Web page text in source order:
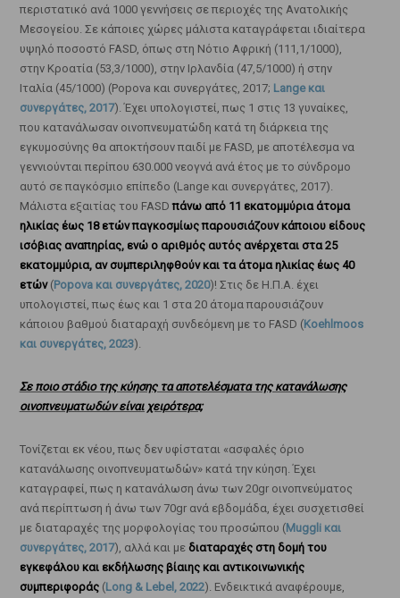
περιστατικό ανά 1000 γεννήσεις σε περιοχές της Ανατολικής
Μεσογείου. Σε κάποιες χώρες μάλιστα καταγράφεται ιδιαίτερα
υψηλό ποσοστό FASD, όπως στη Νότιο Αφρική (111,1/1000),
στην Κροατία (53,3/1000), στην Ιρλανδία (47,5/1000) ή στην
Ιταλία (45/1000) (Popova και συνεργάτες, 2017; Lange και
συνεργάτες, 2017). Έχει υπολογιστεί, πως 1 στις 13 γυναίκες,
που κατανάλωσαν οινοπνευματώδη κατά τη διάρκεια της
εγκυμοσύνης θα αποκτήσουν παιδί με FASD, με αποτέλεσμα να
γεννιούνται περίπου 630.000 νεογνά ανά έτος με το σύνδρομο
αυτό σε παγκόσμιο επίπεδο (Lange και συνεργάτες, 2017).
Μάλιστα εξαιτίας του FASDπάνω από 11 εκατομμύρια άτομα
ηλικίας έως 18 ετών παγκοσμίως παρουσιάζουν κάποιου είδους
ισόβιας αναπηρίας, ενώ ο αριθμός αυτός ανέρχεται στα 25
εκατομμύρια, αν συμπεριληφθούν και τα άτομα ηλικίας έως 40
ετών(Popova και συνεργάτες, 2020)! Στις δε Η.Π.Α. έχει
υπολογιστεί, πως έως και 1 στα 20 άτομα παρουσιάζουν
κάποιου βαθμού διαταραχή συνδεόμενη με το FASD (Koehlmoos
και συνεργάτες, 2023).
Σε ποιο στάδιο της κύησης τα αποτελέσματα της κατανάλωσης
οινοπνευματωδών είναι χειρότερα;
Τονίζεται εκ νέου, πως δεν υφίσταται «ασφαλές όριο
κατανάλωσης οινοπνευματωδών» κατά την κύηση. Έχει
καταγραφεί, πως η κατανάλωση άνω των 20gr οινοπνεύματος
ανά περίπτωση ή άνω των 70gr ανά εβδομάδα, έχει συσχετισθεί
με διαταραχές της μορφολογίας του προσώπου (Muggli και
συνεργάτες, 2017), αλλά και με διαταραχές στη δομή του
εγκεφάλου και εκδήλωσης βίαιης και αντικοινωνικής
συμπεριφοράς(Long & Lebel, 2022). Ενδεικτικά αναφέρουμε,